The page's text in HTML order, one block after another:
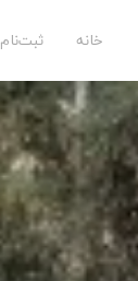
خانه ثبت‌نام